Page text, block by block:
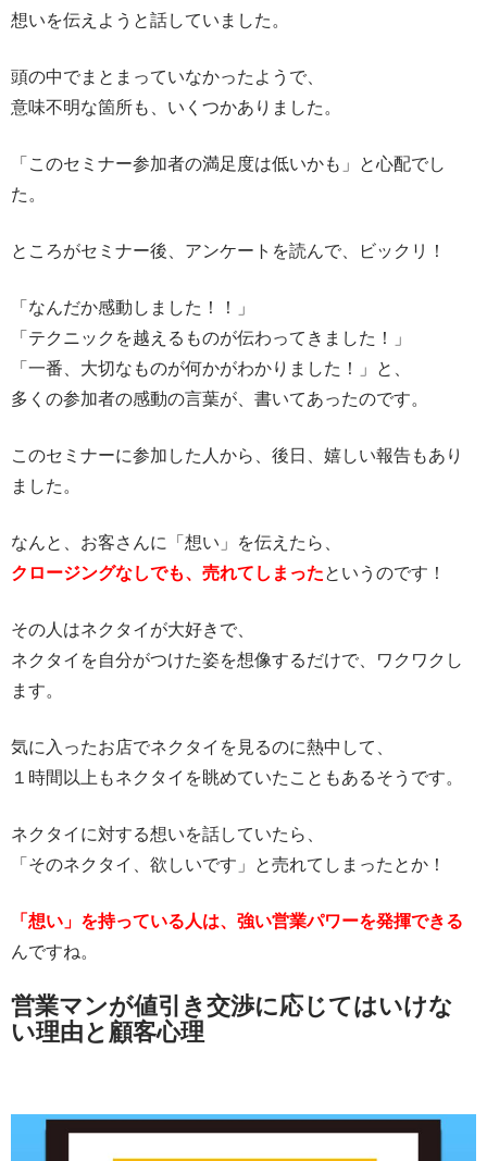
想いを伝えようと話していました。
頭の中でまとまっていなかったようで、
意味不明な箇所も、いくつかありました。
「このセミナー参加者の満足度は低いかも」と心配でし
た。
ところがセミナー後、アンケートを読んで、ビックリ！
「なんだか感動しました！！」
「テクニックを越えるものが伝わってきました！」
「一番、大切なものが何かがわかりました！」と、
多くの参加者の感動の言葉が、書いてあったのです。
このセミナーに参加した人から、後日、嬉しい報告もあり
ました。
なんと、お客さんに「想い」を伝えたら、
クロージングなしでも、売れてしまったというのです！
その人はネクタイが大好きで、
ネクタイを自分がつけた姿を想像するだけで、ワクワクし
ます。
気に入ったお店でネクタイを見るのに熱中して、
１時間以上もネクタイを眺めていたこともあるそうです。
ネクタイに対する想いを話していたら、
「そのネクタイ、欲しいです」と売れてしまったとか！
「想い」を持っている人は、強い営業パワーを発揮できる
んですね。
営業マンが値引き交渉に応じてはいけな
い理由と顧客心理